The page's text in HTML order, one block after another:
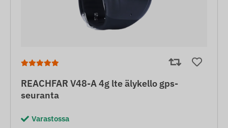
REACHFAR V48-A 4g lte älykello gps-
seuranta
Varastossa